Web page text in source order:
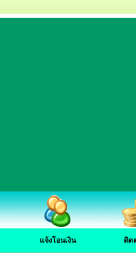
แจ้งโอนเงิน ติด